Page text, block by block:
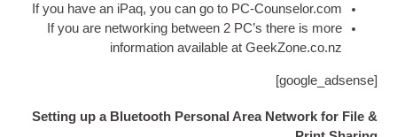
If you have an iPaq,you can go to PC-
If you are net­work­ing between2
PC’s
inform­a­tion avail­able at
Setting up a Bluetooth Personal Area